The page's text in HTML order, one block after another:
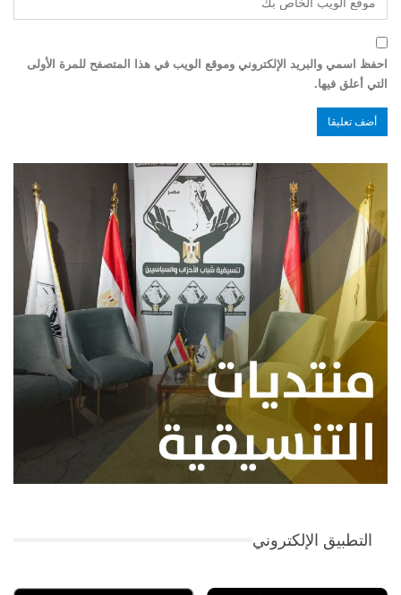
احفظ اسمي والبريد الإلكتروني وموقع الويب في هذا المتصفح للمرة الأولى
التي أعلق فيها.
التطبيق الإلكتروني